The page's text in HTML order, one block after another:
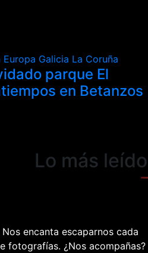
Europa Galicia La Coruña
parque El
en Betanzos
Lo más leído
encanta escaparnos cada
fotografías. ¿Nos acompañas?